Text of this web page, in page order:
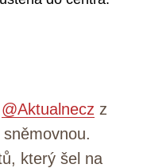
@Aktualnecz z
který šel na